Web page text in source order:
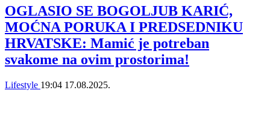
OGLASIO SE BOGOLJUB KARIĆ,
MOĆNA PORUKA I PREDSEDNIKU
HRVATSKE: Mamić je potreban
svakome na ovim prostorima!
Lifestyle 19:04 17.08.2025.